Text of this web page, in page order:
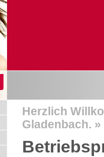
Herzlich
Gladenbach.